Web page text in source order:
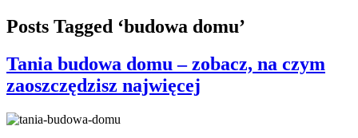
Posts Tagged ‘budowa domu’
Tania budowa domu – zobacz, na czym
zaoszczędzisz najwięcej